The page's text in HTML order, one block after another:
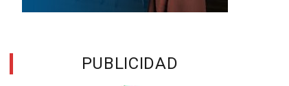
PUBLICIDAD